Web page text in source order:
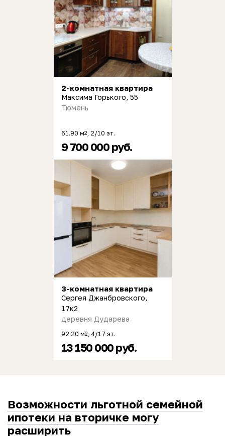
2-комнатная квартира
Максима Горького, 55
Тюмень
61.90 м2 , 2/10 эт.
9 700 000 руб.
3-комнатная квартира
Сергея Джанбровского,
17к2
деревня Дударева
92.20 м2 , 4/17 эт.
13 150 000 руб.
Возможности льготной семейной
ипотеки на вторичке могу
расширить